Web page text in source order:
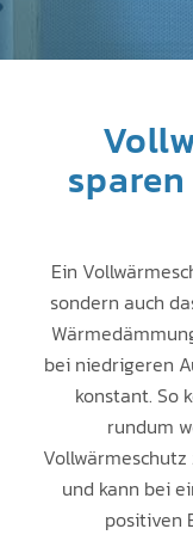
Ein
sondern auch
bei niedrigeren
konstant. So
rundum
und kann bei
positiven